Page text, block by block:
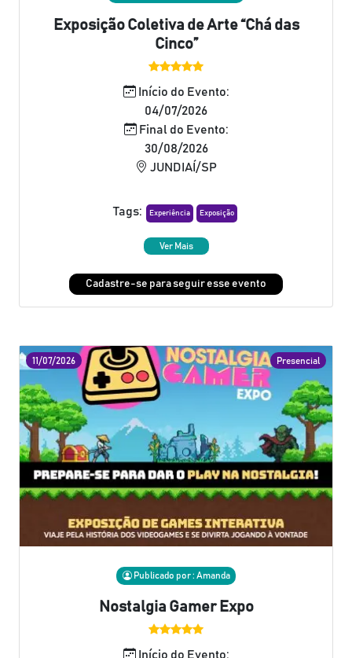
Exposição Coletiva de Arte “Chá das
Cinco”
Início do Evento:
04/07/2026
Final do Evento:
30/08/2026
JUNDIAÍ/SP
Tags: Experiência Exposição
Ver Mais
Cadastre-se para seguir esse evento
Presencial
11/07/2026
Publicado por : Amanda
Nostalgia Gamer Expo
Início do Evento: